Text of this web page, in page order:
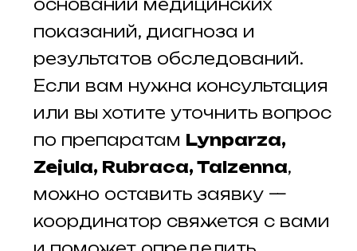
основании медицинских
показаний, диагноза и
результатов обследований.
Если вам нужна консультация
или вы хотите уточнить вопрос
по препаратам Lynparza,
Zejula, Rubraca, Talzenna,
можно оставить заявку —
координатор свяжется с вами